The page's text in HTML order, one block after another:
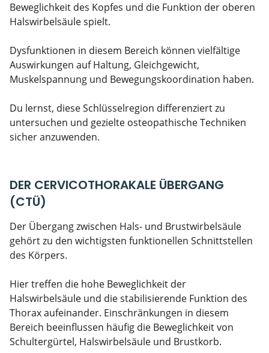
Beweglichkeit des Kopfes und die Funktion der oberen
Halswirbelsäule spielt.
Dysfunktionen in diesem Bereich können vielfältige
Auswirkungen auf Haltung, Gleichgewicht,
Muskelspannung und Bewegungskoordination haben.
Du lernst, diese Schlüsselregion differenziert zu
untersuchen und gezielte osteopathische Techniken
sicher anzuwenden.
DER CERVICOTHORAKALE ÜBERGANG
(CTÜ)
Der Übergang zwischen Hals- und Brustwirbelsäule
gehört zu den wichtigsten funktionellen Schnittstellen
des Körpers.
Hier treffen die hohe Beweglichkeit der
Halswirbelsäule und die stabilisierende Funktion des
Thorax aufeinander. Einschränkungen in diesem
Bereich beeinflussen häufig die Beweglichkeit von
Schultergürtel, Halswirbelsäule und Brustkorb.